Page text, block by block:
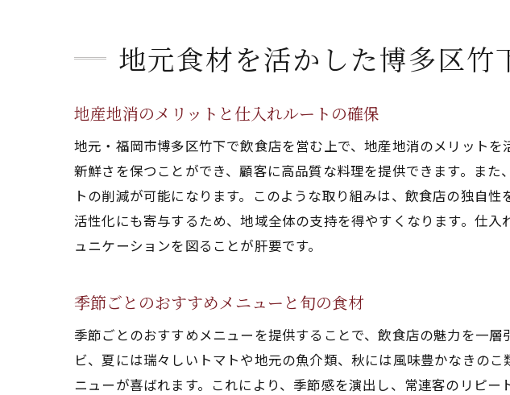
成功事例に学ぶ繁盛
地域に根ざしたサ
顧客の声を反映した
持続可能な経営を目
地元食材を活かした博多区
地産地消のメリットと仕入れルートの確保
地元・福岡市博多区竹下で飲食店を営む上で、地産地消のメリット
新鮮さを保つことができ、顧客に高品質な料理を提供できます。ま
トの削減が可能になります。このような取り組みは、飲食店の独自
活性化にも寄与するため、地域全体の支持を得やすくなります。仕
ュニケーションを図ることが肝要です。
季節ごとのおすすめメニューと旬の食材
季節ごとのおすすめメニューを提供することで、飲食店の魅力を一
ビ、夏には瑞々しいトマトや地元の魚介類、秋には風味豊かなきの
ニューが喜ばれます。これにより、季節感を演出し、常連客のリピ